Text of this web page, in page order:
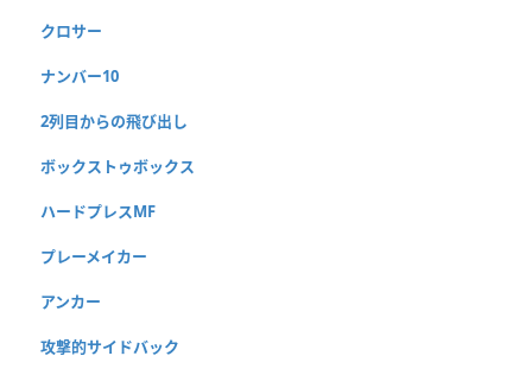
クロサー
ナンバー10
2列目からの飛び出し
ボックストゥボックス
ハードプレスMF
プレーメイカー
アンカー
攻撃的サイドバック